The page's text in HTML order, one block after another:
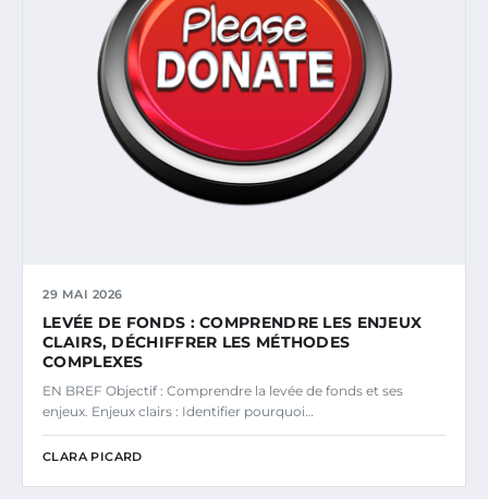
29 MAI 2026
LEVÉE DE FONDS : COMPRENDRE LES ENJEUX
CLAIRS, DÉCHIFFRER LES MÉTHODES
COMPLEXES
EN BREF Objectif : Comprendre la levée de fonds et ses
enjeux. Enjeux clairs : Identifier pourquoi…
CLARA PICARD